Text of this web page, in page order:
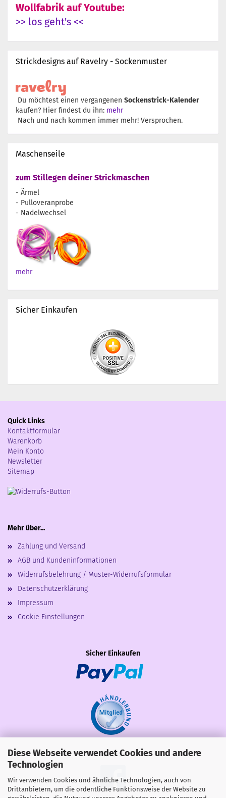
Diese Webseite verwendet Cookies und andere
Technologien
Wir verwenden Cookies und ähnliche Technologien, auch von
Drittanbietern, um die ordentliche Funktionsweise der Website zu
Wollfabrik auf Youtube:
>> los geht's <<
Strickdesigns auf Ravelry - Sockenmuster
Du möchtest einen vergangenen Sockenstrick-Kalender
kaufen? Hier findest du ihn: mehr
Nach und nach kommen immer mehr! Versprochen.
Maschenseile
zum Stillegen deiner Strickmaschen
- Ärmel
- Pulloveranprobe
- Nadelwechsel
mehr
Sicher Einkaufen
Quick Links
Kontaktformular
Warenkorb
Mein Konto
Newsletter
Sitemap
Mehr über...
Zahlung und Versand
AGB und Kundeninformationen
Widerrufsbelehrung / Muster-Widerrufsformular
Datenschutzerklärung
Impressum
Cookie Einstellungen
Sicher Einkaufen
Share